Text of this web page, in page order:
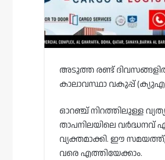
അടുത്ത രണ്ട്
കാലാവസ്ഥാ വകുപ്പ്
ഓറഞ്ച് നിറത്തിലുള്ള
താപനിലയിലെ വർദ്ധനവ്
വ്യക്തമാക്കി. ഈ സമയത്ത്,
വരെ എത്തിയേക്കാം.